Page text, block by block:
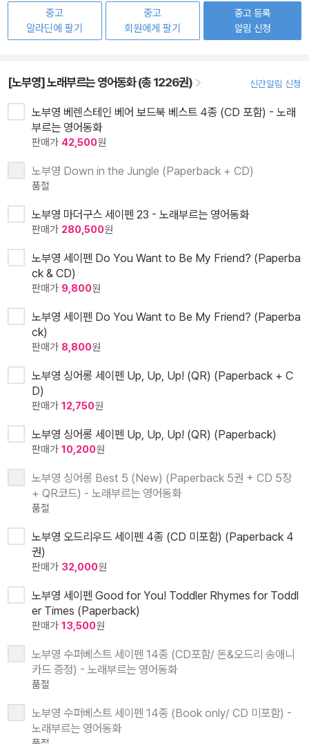
중고
알라딘에 팔기
중고
회원에게 팔기
중고 등록
알림 신청
[노부영] 노래부르는 영어동화 (총 1226권) 신간알림 신청
노부영 베렌스테인 베어 보드북 베스트 4종 (CD 포함) - 노래
부르는 영어동화
판매가 42,500원
노부영 Down in the Jungle (Paperback + CD)
품절
노부영 마더구스 세이펜 23 - 노래부르는 영어동화
판매가 280,500원
노부영 세이펜 Do You Want to Be My Friend? (Paperba
ck & CD)
판매가 9,800원
노부영 세이펜 Do You Want to Be My Friend? (Paperba
ck)
판매가 8,800원
노부영 싱어롱 세이펜 Up, Up, Up! (QR) (Paperback + C
D)
판매가 12,750원
노부영 싱어롱 세이펜 Up, Up, Up! (QR) (Paperback)
판매가 10,200원
노부영 싱어롱 Best 5 (New) (Paperback 5권 + CD 5장
+ QR코드) - 노래부르는 영어동화
품절
노부영 오드리우드 세이펜 4종 (CD 미포함) (Paperback 4
권)
판매가 32,000원
노부영 세이펜 Good for You! Toddler Rhymes for Toddl
er Times (Paperback)
판매가 13,500원
노부영 수퍼베스트 세이펜 14종 (CD포함/ 돈&오드리 송애니
카드 증정) - 노래부르는 영어동화
품절
노부영 수퍼베스트 세이펜 14종 (Book only/ CD 미포함) -
노래부르는 영어동화